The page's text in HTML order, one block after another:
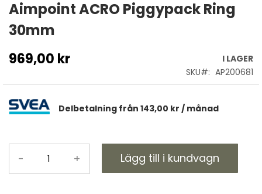
till
början
av
bildgalleriet
Aimpoint ACRO Piggypack Ring
30mm
969,00 kr
I LAGER
SKU
AP200681
Delbetalning från 143,00 kr / månad
- + Lägg till i kundvagn